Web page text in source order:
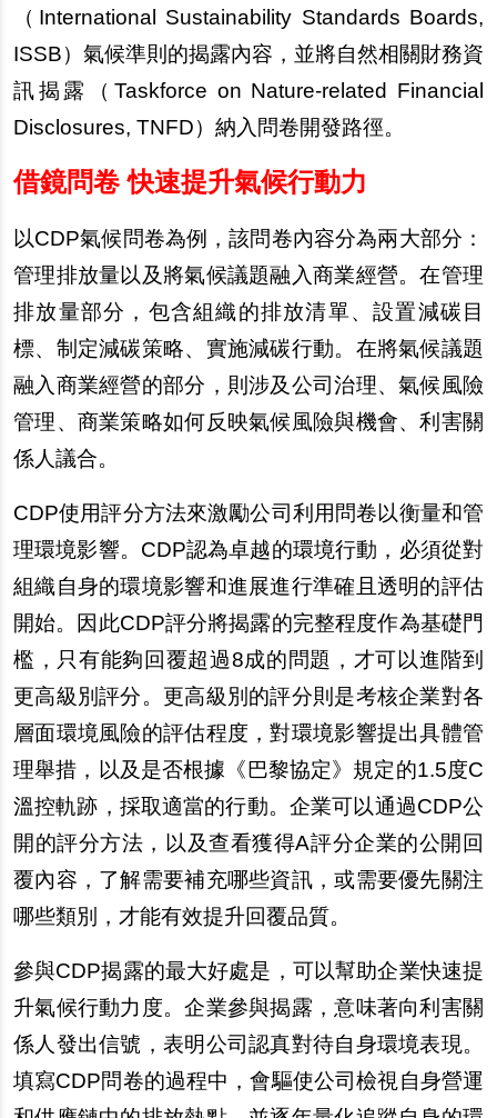
（International Sustainability Standards Boards,
ISSB）氣候準則的揭露內容，並將自然相關財務資
訊揭露（Taskforce on Nature-related Financial
Disclosures, TNFD）納入問卷開發路徑。
借鏡問卷 快速提升氣候行動力
以CDP氣候問卷為例，該問卷內容分為兩大部分：
管理排放量以及將氣候議題融入商業經營。在管理
排放量部分，包含組織的排放清單、設置減碳目
標、制定減碳策略、實施減碳行動。在將氣候議題
融入商業經營的部分，則涉及公司治理、氣候風險
管理、商業策略如何反映氣候風險與機會、利害關
係人議合。
CDP使用評分方法來激勵公司利用問卷以衡量和管
理環境影響。CDP認為卓越的環境行動，必須從對
組織自身的環境影響和進展進行準確且透明的評估
開始。因此CDP評分將揭露的完整程度作為基礎門
檻，只有能夠回覆超過8成的問題，才可以進階到
更高級別評分。更高級別的評分則是考核企業對各
層面環境風險的評估程度，對環境影響提出具體管
理舉措，以及是否根據《巴黎協定》規定的1.5度C
溫控軌跡，採取適當的行動。企業可以通過CDP公
開的評分方法，以及查看獲得A評分企業的公開回
覆內容，了解需要補充哪些資訊，或需要優先關注
哪些類別，才能有效提升回覆品質。
參與CDP揭露的最大好處是，可以幫助企業快速提
升氣候行動力度。企業參與揭露，意味著向利害關
係人發出信號，表明公司認真對待自身環境表現。
填寫CDP問卷的過程中，會驅使公司檢視自身營運